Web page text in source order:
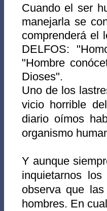
Cuando el ser
manejarla se
comprenderá el
DELFOS:
"Hombre
Dioses".
Uno de los
vicio horrible
diario oímos
organismo
Y aunque
inquietarnos
observa que
hombres. En